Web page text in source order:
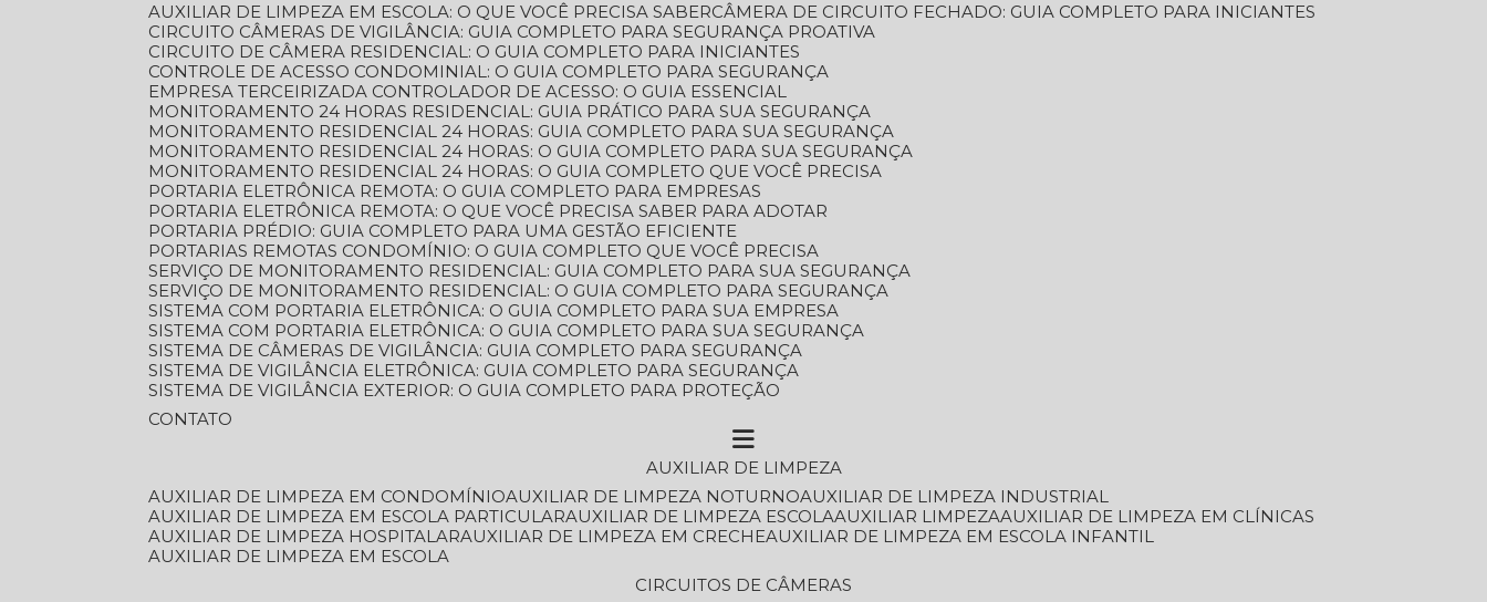
AUXILIAR DE LIMPEZA EM ESCOLA: O QUE VOCÊ PRECISA SABER
CÂMERA DE CIRCUITO FECHADO: GUIA COMPLETO PARA INICIANTES
CIRCUITO CÂMERAS DE VIGILÂNCIA: GUIA COMPLETO PARA SEGURANÇA PROATIVA
CIRCUITO DE CÂMERA RESIDENCIAL: O GUIA COMPLETO PARA INICIANTES
CONTROLE DE ACESSO CONDOMINIAL: O GUIA COMPLETO PARA SEGURANÇA
EMPRESA TERCEIRIZADA CONTROLADOR DE ACESSO: O GUIA ESSENCIAL
MONITORAMENTO 24 HORAS RESIDENCIAL: GUIA PRÁTICO PARA SUA SEGURANÇA
MONITORAMENTO RESIDENCIAL 24 HORAS: GUIA COMPLETO PARA SUA SEGURANÇA
MONITORAMENTO RESIDENCIAL 24 HORAS: O GUIA COMPLETO PARA SUA SEGURANÇA
MONITORAMENTO RESIDENCIAL 24 HORAS: O GUIA COMPLETO QUE VOCÊ PRECISA
PORTARIA ELETRÔNICA REMOTA: O GUIA COMPLETO PARA EMPRESAS
PORTARIA ELETRÔNICA REMOTA: O QUE VOCÊ PRECISA SABER PARA ADOTAR
PORTARIA PRÉDIO: GUIA COMPLETO PARA UMA GESTÃO EFICIENTE
PORTARIAS REMOTAS CONDOMÍNIO: O GUIA COMPLETO QUE VOCÊ PRECISA
SERVIÇO DE MONITORAMENTO RESIDENCIAL: GUIA COMPLETO PARA SUA SEGURANÇA
SERVIÇO DE MONITORAMENTO RESIDENCIAL: O GUIA COMPLETO PARA SEGURANÇA
SISTEMA COM PORTARIA ELETRÔNICA: O GUIA COMPLETO PARA SUA EMPRESA
SISTEMA COM PORTARIA ELETRÔNICA: O GUIA COMPLETO PARA SUA SEGURANÇA
SISTEMA DE CÂMERAS DE VIGILÂNCIA: GUIA COMPLETO PARA SEGURANÇA
SISTEMA DE VIGILÂNCIA ELETRÔNICA: GUIA COMPLETO PARA SEGURANÇA
SISTEMA DE VIGILÂNCIA EXTERIOR: O GUIA COMPLETO PARA PROTEÇÃO
CONTATO
AUXILIAR DE LIMPEZA
AUXILIAR DE LIMPEZA EM CONDOMÍNIO
AUXILIAR DE LIMPEZA NOTURNO
AUXILIAR DE LIMPEZA INDUSTRIAL
AUXILIAR DE LIMPEZA EM ESCOLA PARTICULAR
AUXILIAR DE LIMPEZA ESCOLA AUXILIAR LIMPEZA
AUXILIAR DE LIMPEZA EM CLÍNICAS
AUXILIAR DE LIMPEZA HOSPITALAR
AUXILIAR DE LIMPEZA EM CRECHE
AUXILIAR DE LIMPEZA EM ESCOLA INFANTIL
AUXILIAR DE LIMPEZA EM ESCOLA
CIRCUITOS DE CÂMERAS